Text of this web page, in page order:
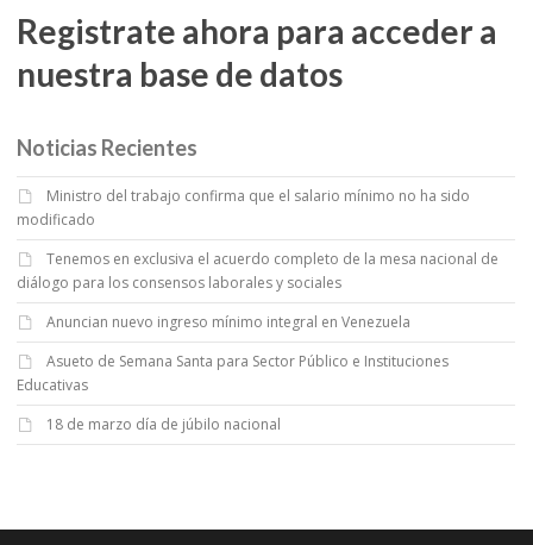
Registrate ahora para acceder a
nuestra base de datos
Noticias Recientes
Ministro del trabajo confirma que el salario mínimo no ha sido
modificado
Tenemos en exclusiva el acuerdo completo de la mesa nacional de
diálogo para los consensos laborales y sociales
Anuncian nuevo ingreso mínimo integral en Venezuela
Asueto de Semana Santa para Sector Público e Instituciones
Educativas
18 de marzo día de júbilo nacional